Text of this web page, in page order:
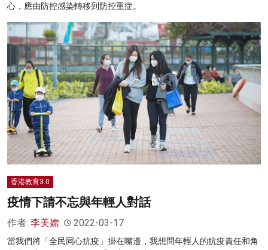
心，應由防控感染轉移到防控重症。
香港教育3.0
疫情下請不忘與年輕人對話
作者: 李美嫦 2022-03-17
當我們將「全民同心抗疫」掛在嘴邊，我想問年輕人的抗疫責任和角